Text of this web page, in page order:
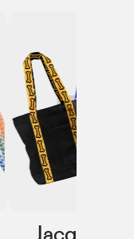
Jacquie